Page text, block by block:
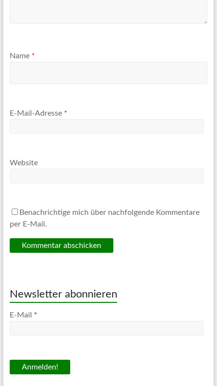
Name *
E-Mail-Adresse *
Website
Benachrichtige mich über nachfolgende Kommentare
per E-Mail.
Newsletter abonnieren
E-Mail *